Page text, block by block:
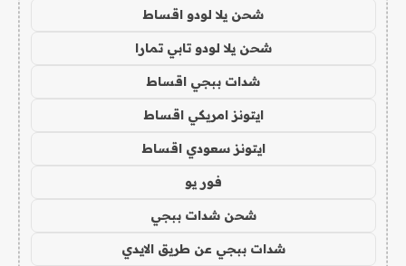
شحن يلا لودو اقساط
شحن يلا لودو تابي تمارا
شدات ببجي اقساط
ايتونز امريكي اقساط
ايتونز سعودي اقساط
فور يو
شحن شدات ببجي
شدات ببجي عن طريق الايدي